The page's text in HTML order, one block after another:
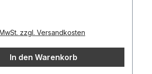
zzgl. Versandkosten
In den Warenkorb